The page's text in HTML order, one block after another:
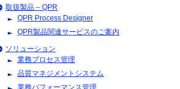
取扱製品 – QPR
QPR Process Designer
QPR製品関連サービスのご案内
ソリューション
業務プロセス管理
品質マネジメントシステム
業務パフォーマンス管理